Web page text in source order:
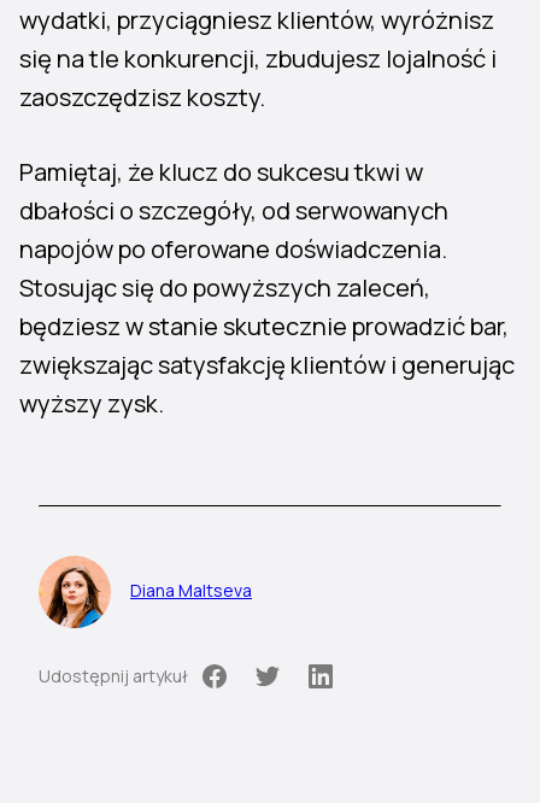
wydatki, przyciągniesz klientów, wyróżnisz
się na tle konkurencji, zbudujesz lojalność i
zaoszczędzisz koszty.
Pamiętaj, że klucz do sukcesu tkwi w
dbałości o szczegóły, od serwowanych
napojów po oferowane doświadczenia.
Stosując się do powyższych zaleceń,
będziesz w stanie skutecznie prowadzić bar,
zwiększając satysfakcję klientów i generując
wyższy zysk.
Diana Maltseva
Udostępnij artykuł